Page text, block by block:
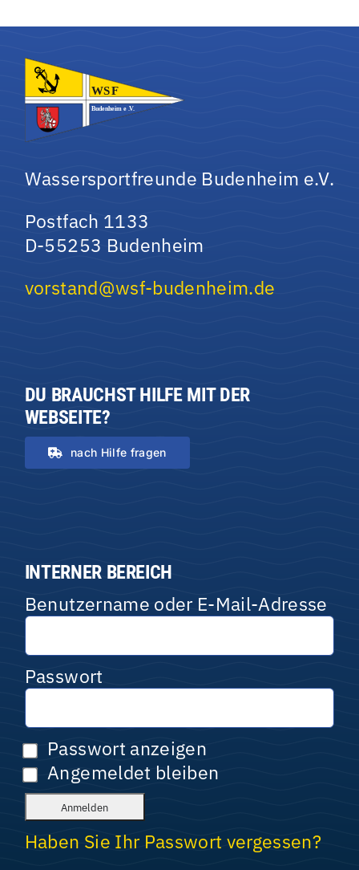
Wassersportfreunde Budenheim e.V.
Postfach 1133
D-55253 Budenheim
vorstand@wsf-budenheim.de
DU BRAUCHST HILFE MIT DER
WEBSEITE?
nach Hilfe fragen
INTERNER BEREICH
Benutzername oder E-Mail-Adresse
Passwort
Passwort anzeigen
Angemeldet bleiben
Haben Sie Ihr Passwort vergessen?